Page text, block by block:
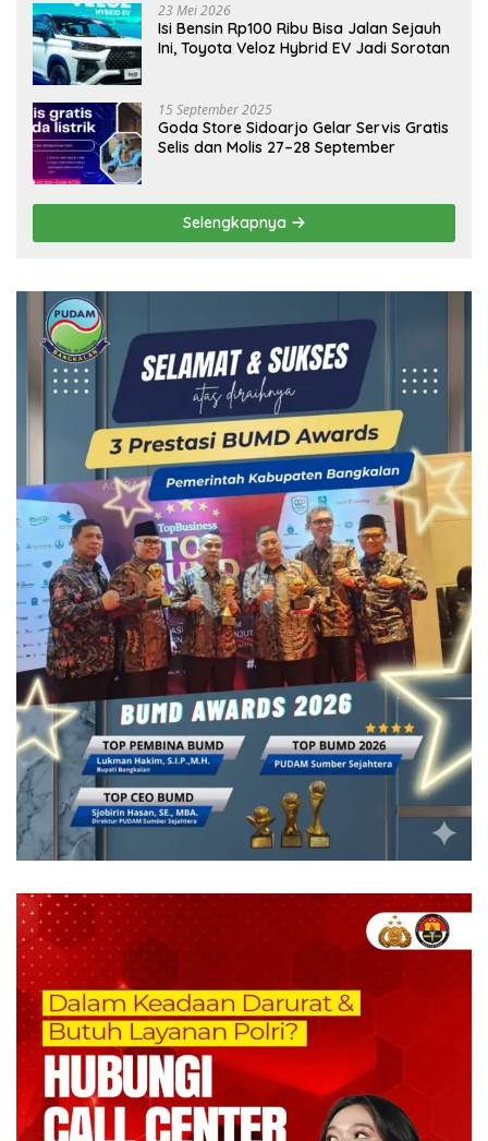
23 Mei 2026
Isi Bensin Rp100 Ribu Bisa Jalan Sejauh
Ini, Toyota Veloz Hybrid EV Jadi Sorotan
15 September 2025
Goda Store Sidoarjo Gelar Servis Gratis
Selis dan Molis 27–28 September
Selengkapnya